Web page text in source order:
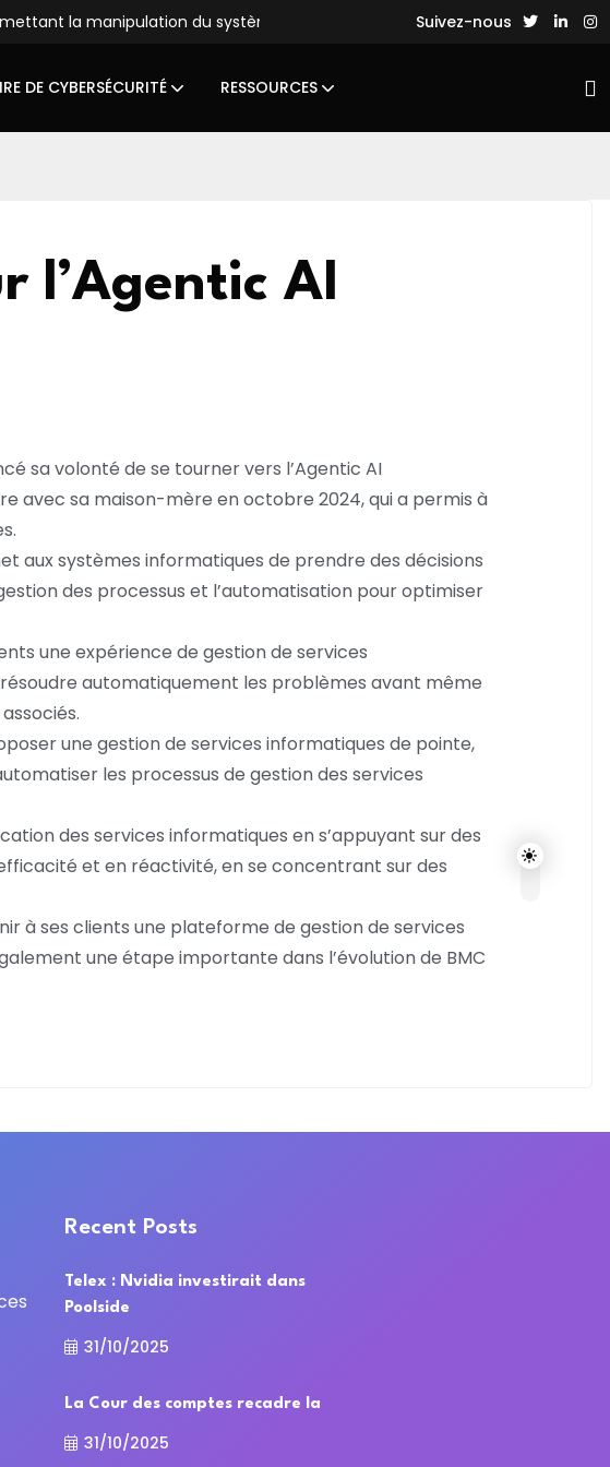
la manipulation du système de fichiers Des hackers chinois
Suivez-nous
DE CYBERSÉCURITÉ RESSOURCES
l’Agentic AI
sa volonté de se tourner vers l’Agentic AI
avec sa maison-mère en octobre 2024, qui a permis à
aux systèmes informatiques de prendre des décisions
des processus et l’automatisation pour optimiser
une expérience de gestion de services
automatiquement les problèmes avant même
une gestion de services informatiques de pointe,
les processus de gestion des services
des services informatiques en s’appuyant sur des
et en réactivité, en se concentrant sur des
à ses clients une plateforme de gestion de services
une étape importante dans l’évolution de BMC
Recent Posts
Telex : Nvidia investirait dans
Poolside
31/10/2025
La Cour des comptes recadre la
31/10/2025